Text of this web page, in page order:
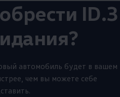
ID.3
автомобиль будет в вашем
чем вы можете себе